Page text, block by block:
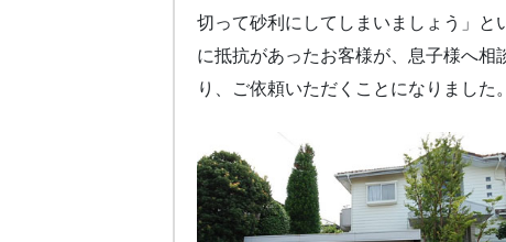
切って砂利にしてしまいましょう」
に抵抗があったお客様が、息子様へ
り、ご依頼いただくことになりました。